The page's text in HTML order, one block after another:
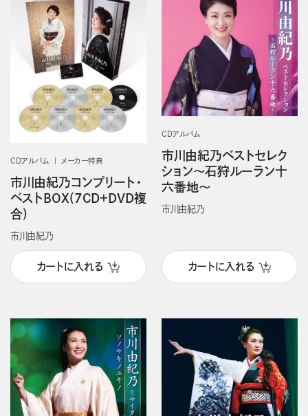
CDアルバム メーカー特典
市川由紀乃コンプリート・
ベストBOX(7CD＋DVD複
合)
市川由紀乃
カートに入れる
CDアルバム
市川由紀乃ベストセレク
ション～石狩ルーラン十
六番地～
市川由紀乃
カートに入れる